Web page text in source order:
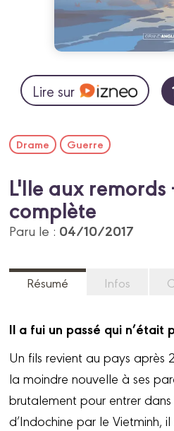
Lire sur
Drame Guerre
L'Ile aux remords
complète
Paru le : 04/10/2017
Résumé Infos
Il a fui un passé qui n’était
Un fils revient au pays après
la moindre nouvelle à ses
brutalement pour entrer dans
d’Indochine par le Vietminh,